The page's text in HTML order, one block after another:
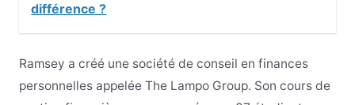
différence ?
Ramsey a créé une société de conseil en finances
personnelles appelée The Lampo Group. Son cours de